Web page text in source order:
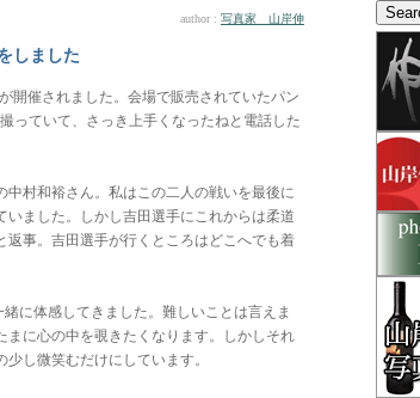
author : 写真家 山岸伸
しました
開催されました。会場で販売されていたパン
っていて、さっき上手くなったねと電話した
村和裕さん。私はこの二人の戦いを最後に
ました。しかし吉田選手にこれからは柔道
返事。吉田選手が行くところはどこへでも着
に体感してきました。難しいことは言えま
まに心の中を覗きたくなります。しかしそれ
し微笑むだけにしています。